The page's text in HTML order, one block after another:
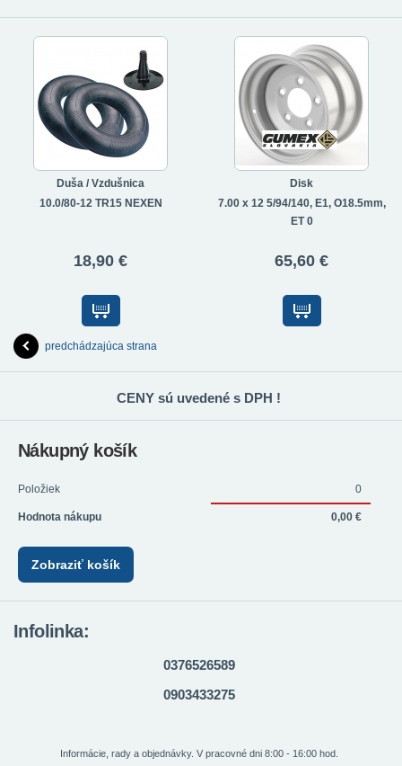
Duša / Vzdušnica
10.0/80-12 TR15 NEXEN
18,90 €
Disk
7.00 x 12 5/94/140, E1, O18.5mm,
ET 0
65,60 €
predchádzajúca strana
CENY sú uvedené s DPH !
Nákupný košík
Položiek 0
Hodnota nákupu 0,00 €
Zobraziť košík
Infolinka:
0376526589
0903433275
Informácie, rady a objednávky. V pracovné dni 8:00 - 16:00 hod.